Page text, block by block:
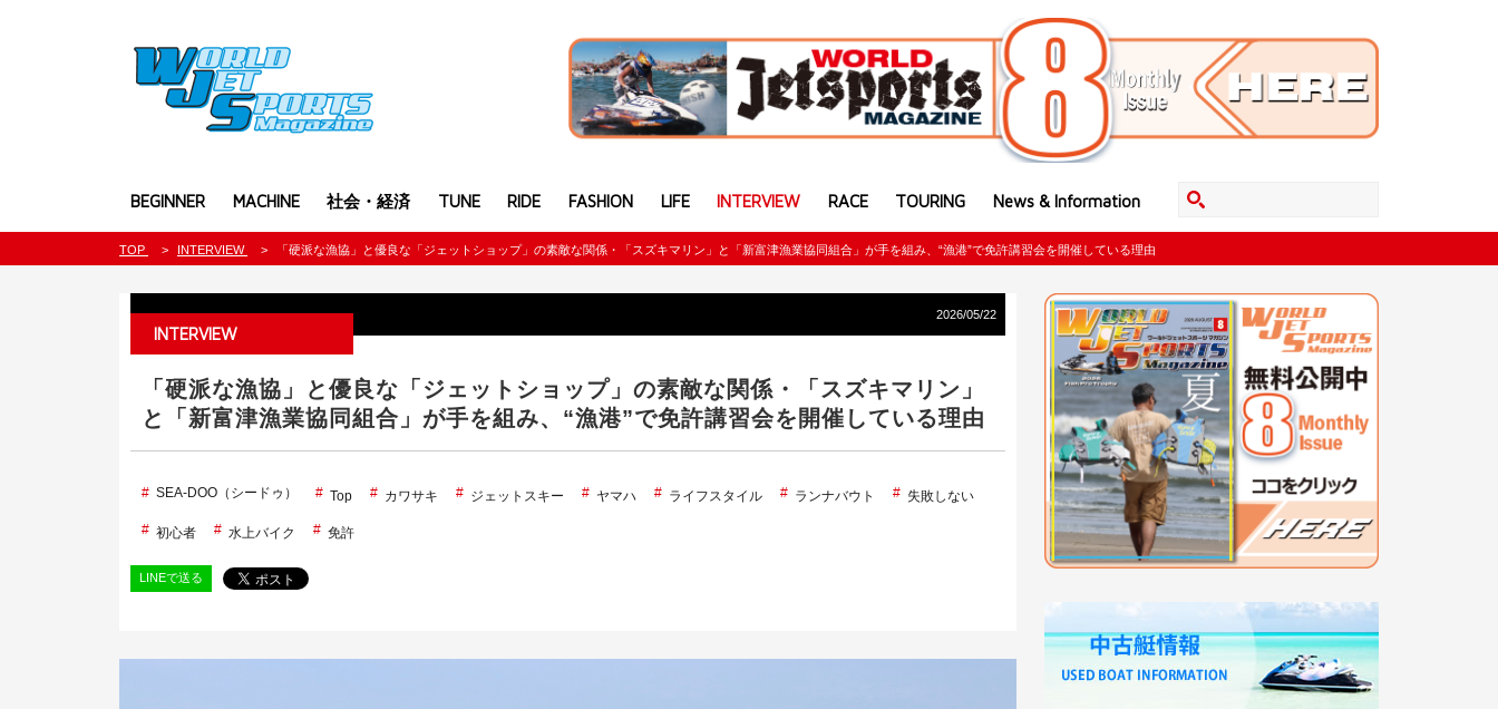
BEGINNER MACHINE 社会・経済 TUNE RIDE FASHION LIFE INTERVIEW RACE TOURING News & Information
TOP INTERVIEW 「硬派な漁協」と優良な「ジェットショップ」の素敵な関係・「スズキマリン」と「新富津漁業協同組合」が手を組み、“漁港”で免許講習会を開催している理由
2026/05/22
INTERVIEW
「硬派な漁協」と優良な「ジェットショップ」の素敵な関係・「スズキマリン」
と「新富津漁業協同組合」が手を組み、“漁港”で免許講習会を開催している理由
SEA-DOO（シードゥ） Top カワサキ ジェットスキー ヤマハ ライフスタイル ランナバウト 失敗しない
初心者 水上バイク 免許
LINEで送る